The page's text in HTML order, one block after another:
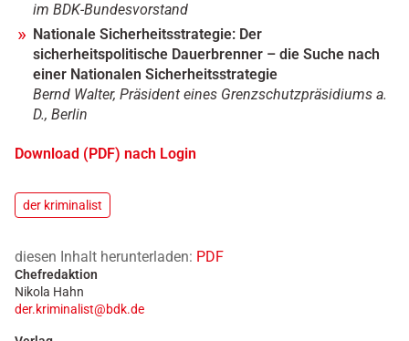
im BDK-Bundesvorstand
Nationale Sicherheitsstrategie: Der
sicherheitspolitische Dauerbrenner – die Suche nach
einer Nationalen Sicherheitsstrategie
Bernd Walter, Präsident eines Grenzschutzpräsidiums a.
D., Berlin
Download (PDF) nach Login
der kriminalist
diesen Inhalt herunterladen: PDF
Chefredaktion
Nikola Hahn
der.kriminalist@bdk.de